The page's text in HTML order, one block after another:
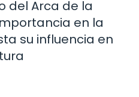
del Arca de la
en la
su influencia en